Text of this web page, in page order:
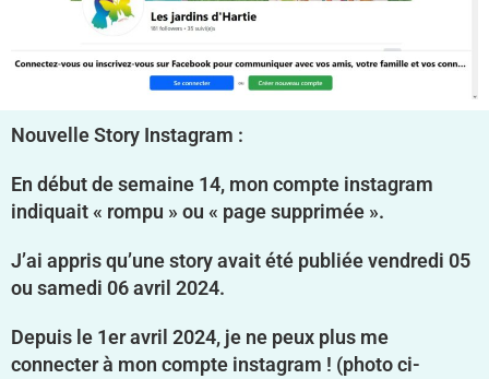
Nouvelle Story Instagram :
En début de semaine 14, mon compte instagram
indiquait « rompu » ou « page supprimée ».
J’ai appris qu’une story avait été publiée vendredi 05
ou samedi 06 avril 2024.
Depuis le 1er avril 2024, je ne peux plus me
connecter à mon compte instagram ! (photo ci-